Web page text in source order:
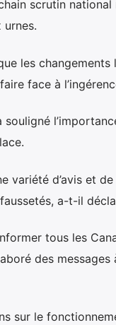
scrutin
urnes.
les
face à
souligné
variété d’avis et
a-t-il
tous les
des
sur le